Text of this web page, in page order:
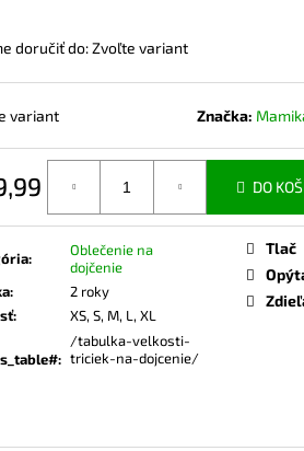
doručiť do:Zvoľte variant
variant Značka:
DO
:
Oblečenie na
dojčenie
:
2 roky
: XS, S, M, L, XL
:
/tabulka-velkosti-
triciek-na-dojcenie/
Tlač